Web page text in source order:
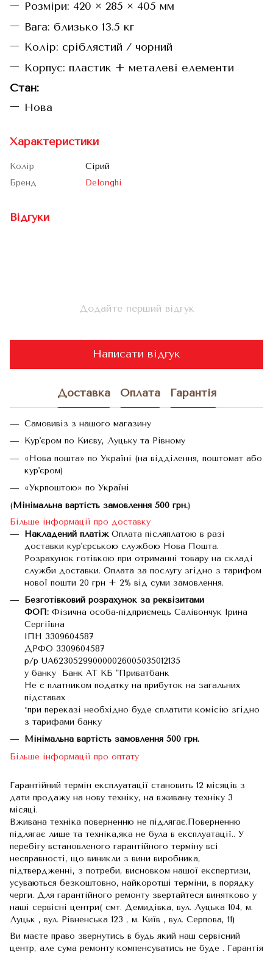
Розміри: 420 × 285 × 405 мм
Вага: близько 13.5 кг
Колір: сріблястий / чорний
Корпус: пластик + металеві елементи
Стан:
Нова
Характеристики
Колір
Сірий
Бренд
Delonghi
Відгуки
Додайте перший відгук
Написати відгук
Доставка Оплата Гарантія
Самовивіз з нашого магазину
Кур'єром по Києву, Луцьку та Рівному
«Нова пошта» по Україні (на відділення, поштомат або
кур'єром)
«Укрпоштою» по Україні
(Мінімальна вартість замовлення 500 грн.)
Більше інформації про доставку
Накладений платіжОплата післяплатою в разі
доставки кур'єрською службою Нова Пошта.
Розрахунок готівкою при отриманні товару на складі
служби доставки. Оплата за послугу згідно з тарифом
нової пошти 20 грн + 2% від суми замовлення.
Безготівковий розрахунок за реквізитами
ФОП: Фізична особа-підприємець Салівончук Ірина
Сергіївна
ІПН 3309604587
ДРФО 3309604587
р/р UA623052990000026005035012135
у банку Банк АТ КБ "Приватбанк
Не є платником податку на прибуток на загальних
підставах
*при переказі необхідно буде сплатити комісію згідно
з тарифами банку
Мінімальна вартість замовлення 500 грн.
Більше інформації про оптату
Гарантійний термін експлуатації становить 12 місяців з
дати продажу на нову техніку, на вживану техніку 3
місяці.
Вживана техніка поверненню не підлягає.Поверненню
підлягає лише та техніка,яка не була в експлуатації.. У
перебігу встановленого гарантійного терміну всі
несправності, що виникли з вини виробника,
підтвердженні, з потреби, висновком нашої експертизи,
усуваються безкоштовно, найкоротші терміни, в порядку
черги. Для гарантійного ремонту звертайтеся винятково у
наші сервісні центри( смт. Демидівка, вул. Луцька 104, м.
Луцьк , вул. Рівненська 123 , м. Київ , вул. Серпова, 11)
Ви маєте право звернутись в будь який наш сервісний
центр, але сума ремонту компенсуватись не буде . Гарантія